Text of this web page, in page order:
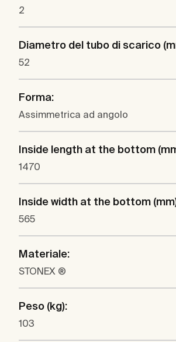
2
Diametro del tubo di scarico
52
Forma:
Assimmetrica ad angolo
Inside length at the bottom
1470
Inside width at the bottom
565
Materiale:
STONEX ®
Peso (kg):
103